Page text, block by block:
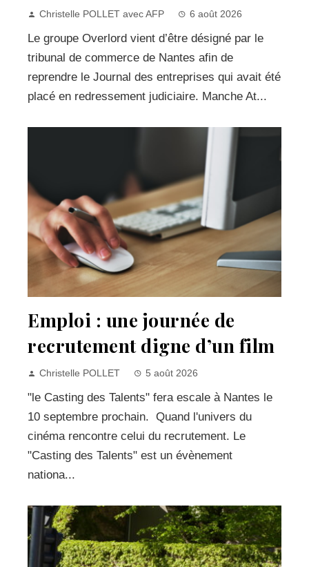
Christelle POLLET avec AFP 6 août 2026
Le groupe Overlord vient d’être désigné par le
tribunal de commerce de Nantes afin de
reprendre le Journal des entreprises qui avait été
placé en redressement judiciaire. Manche At...
Emploi : une journée de
recrutement digne d’un film
Christelle POLLET 5 août 2026
"le Casting des Talents" fera escale à Nantes le
10 septembre prochain. Quand l'univers du
cinéma rencontre celui du recrutement. Le
"Casting des Talents" est un évènement
nationa...